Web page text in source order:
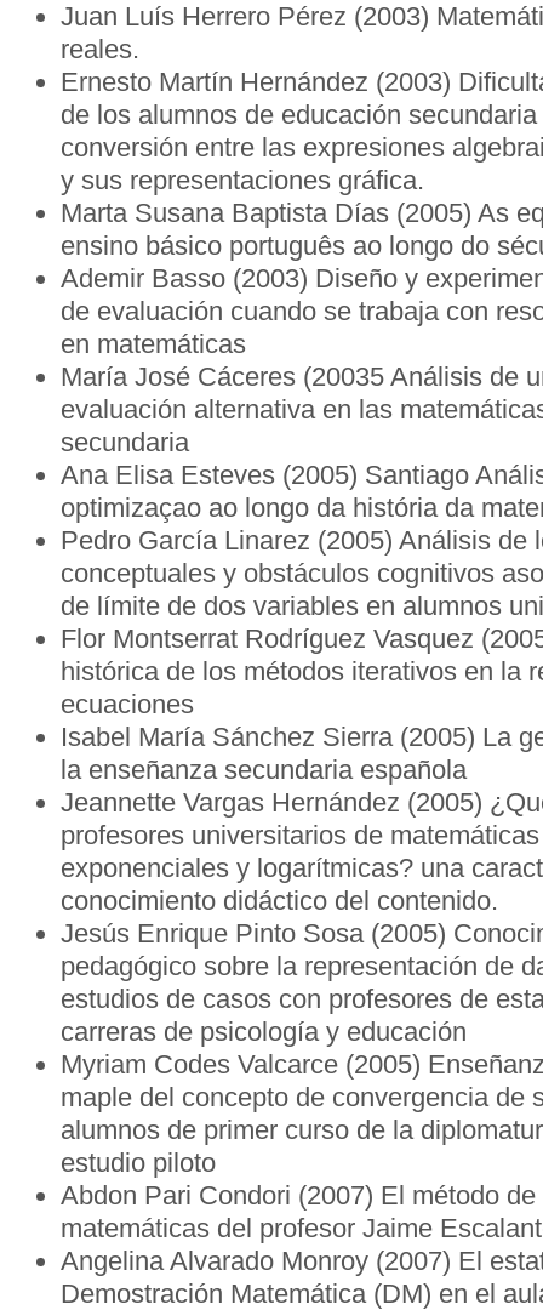
Juan Luís Herrero Pérez (2003)
reales.
Ernesto Martín Hernández (2003)
de los alumnos de educación
conversión entre las expresiones
y sus representaciones gráfica.
Marta Susana Baptista Días (2005) As
ensino básico português ao longo do
Ademir Basso (2003) Diseño y
de evaluación cuando se trabaja con
en matemáticas
María José Cáceres (20035 Análisis de
evaluación alternativa en las
secundaria
Ana Elisa Esteves (2005) Santiago
optimizaçao ao longo da história da
Pedro García Linarez (2005) Análisis de
conceptuales y obstáculos cognitivos
de límite de dos variables en alumnos
Flor Montserrat Rodríguez Vasquez
histórica de los métodos iterativos en la
ecuaciones
Isabel María Sánchez Sierra (2005) La
la enseñanza secundaria española
Jeannette Vargas Hernández (2005)
profesores universitarios de
exponenciales y logarítmicas? una
conocimiento didáctico del contenido.
Jesús Enrique Pinto Sosa (2005)
pedagógico sobre la representación de
estudios de casos con profesores de
carreras de psicología y educación
Myriam Codes Valcarce (2005)
maple del concepto de convergencia de
alumnos de primer curso de la
estudio piloto
Abdon Pari Condori (2007) El método
matemáticas del profesor Jaime
Angelina Alvarado Monroy (2007) El
Demostración Matemática (DM) en el